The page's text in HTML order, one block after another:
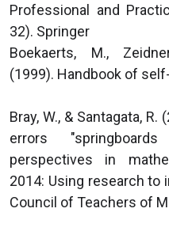
Professional and
32). Springer
Boekaerts, M.,
(1999). Handbook of
Bray, W., & Santagata,
errors
perspectives in
2014: Using research to
Council of Teachers of